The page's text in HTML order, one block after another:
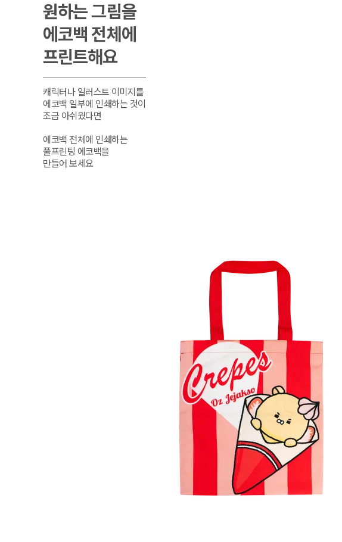
원하는 그림을
에코백 전체에
프린트해요
캐릭터나 일러스트 이미지를
에코백 일부에 인쇄하는 것이
조금 아쉬웠다면
에코백 전체에 인쇄하는
풀프린팅 에코백을
만들어 보세요